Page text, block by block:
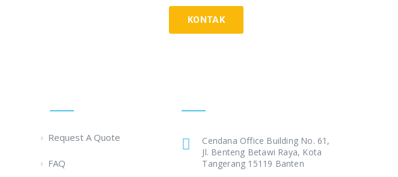
KONTAK
Request A Quote
FAQ
Cendana Office Building No. 61,
Jl. Benteng Betawi Raya, Kota
Tangerang 15119 Banten